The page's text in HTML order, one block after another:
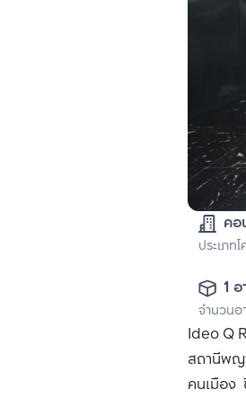
คอ
ประเภท
1
จำนวนอ
Ideo Q
สถานีพญ
คนเมือง